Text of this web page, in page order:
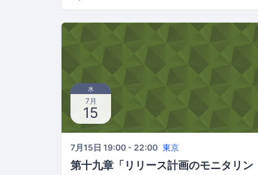
水
7月
15
7月15日 19:00 - 22:00 東京
第十九章「リリース計画のモニタリン